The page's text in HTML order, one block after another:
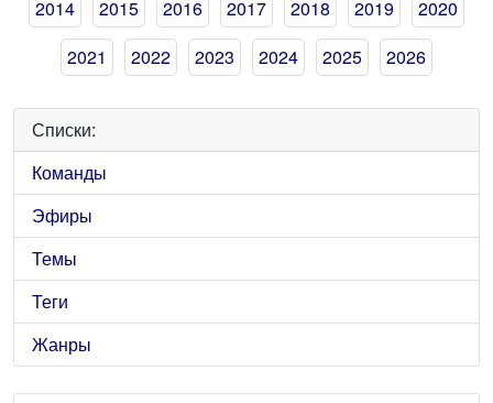
2014
2015 2016 2017 2018 2019
2020
2021
2022 2023 2024 2025 2026
Списки:
Команды
Эфиры
Темы
Теги
Жанры